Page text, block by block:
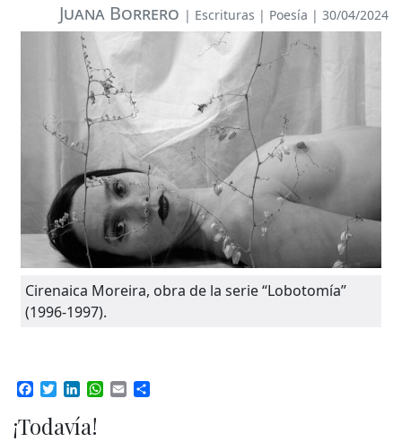
Juana Borrero | Escrituras | Poesía | 30/04/2024
Cirenaica Moreira, obra de la serie “Lobotomía”
(1996-1997).
Facebook
TwitterLinkedIn
WhatsApp
Email
¡Todavía!